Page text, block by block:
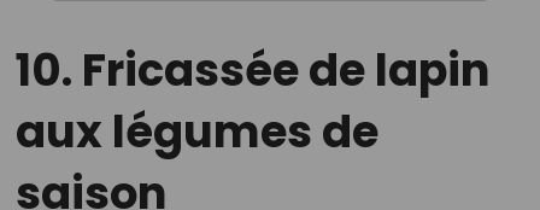
10. Fricassée de lapin
aux légumes de
saison